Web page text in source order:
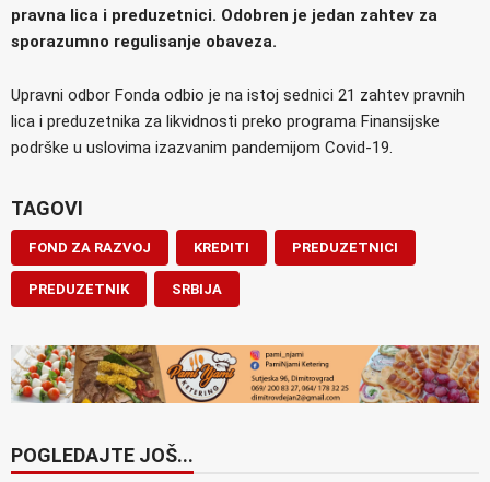
pravna lica i preduzetnici. Odobren je jedan zahtev za
sporazumno regulisanje obaveza.
Upravni odbor Fonda odbio je na istoj sednici 21 zahtev pravnih
lica i preduzetnika za likvidnosti preko programa Finansijske
podrške u uslovima izazvanim pandemijom Covid-19.
TAGOVI
FOND ZA RAZVOJ KREDITI PREDUZETNICI
PREDUZETNIK SRBIJA
POGLEDAJTE JOŠ...